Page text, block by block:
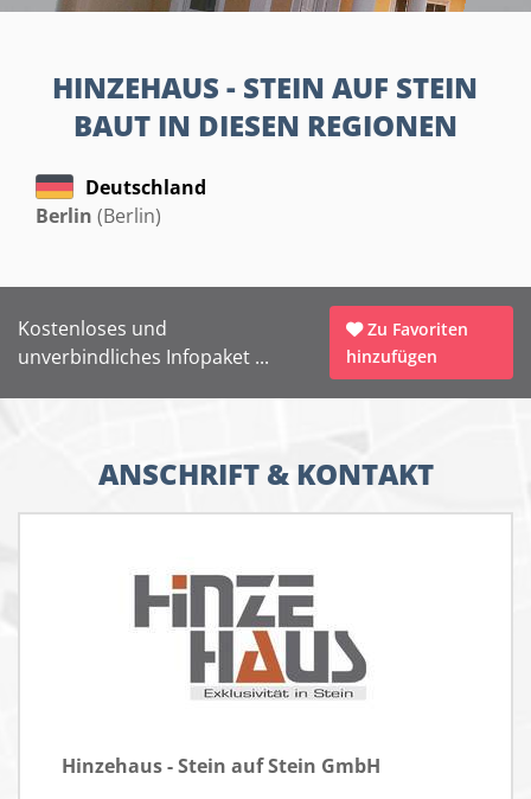
HINZEHAUS - STEIN AUF STEIN
BAUT IN DIESEN REGIONEN
Deutschland
Berlin (Berlin)
Kostenloses und
unverbindliches Infopaket ...
Zu Favoriten
hinzufügen
ANSCHRIFT & KONTAKT
Hinzehaus - Stein auf Stein GmbH